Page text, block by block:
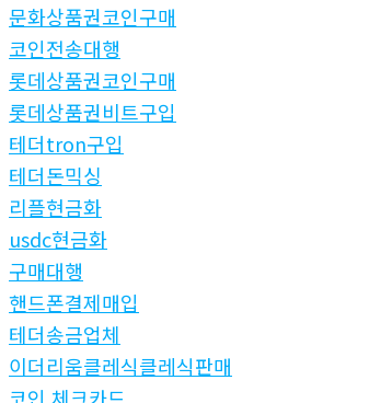
문화상품권코인구매
코인전송대행
롯데상품권코인구매
롯데상품권비트구입
테더tron구입
테더돈믹싱
리플현금화
usdc현금화
구매대행
핸드폰결제매입
테더송금업체
이더리움클레식클레식판매
코인 체크카드